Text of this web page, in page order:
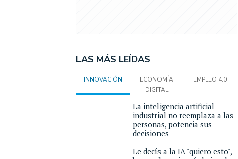
LAS MÁS LEÍDAS
INNOVACIÓN
ECONOMÍA
DIGITAL
EMPLEO 4.0
La inteligencia artificial
industrial no reemplaza a las
personas, potencia sus
decisiones
Le decís a la IA "quiero esto",